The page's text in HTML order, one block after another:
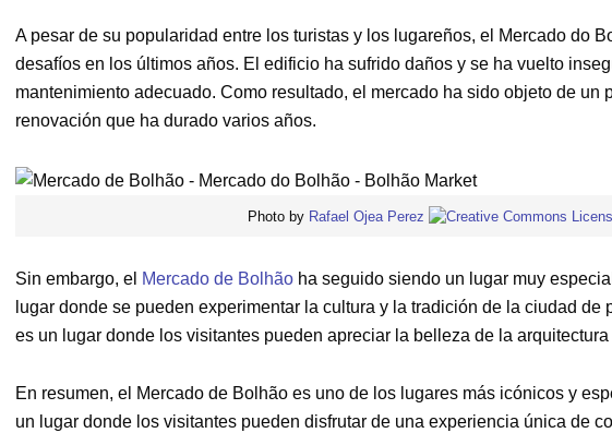
A pesar de su popularidad entre los turistas y los lugareños, el Mercado do
desafíos en los últimos años. El edificio ha sufrido daños y se ha vuelto
mantenimiento adecuado. Como resultado, el mercado ha sido objeto de un
renovación que ha durado varios años.
Photo by Rafael Ojea Perez
Sin embargo, el Mercado de Bolhão ha seguido siendo un lugar muy
lugar donde se pueden experimentar la cultura y la tradición de la ciudad de
es un lugar donde los visitantes pueden apreciar la belleza de la
En resumen, el Mercado de Bolhão es uno de los lugares más icónicos y
un lugar donde los visitantes pueden disfrutar de una experiencia única de